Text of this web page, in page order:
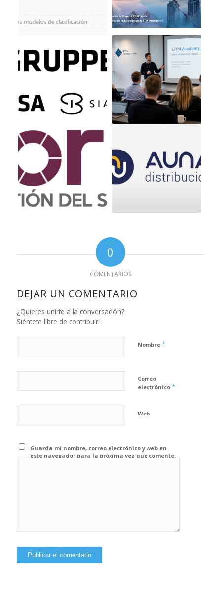
0
COMENTARIOS
DEJAR UN COMENTARIO
¿Quieres unirte a la conversación?
Siéntete libre de contribuir!
Nombre *
Correo
electrónico *
Web
Guarda mi nombre, correo electrónico y web en
este navegador para la próxima vez que comente.